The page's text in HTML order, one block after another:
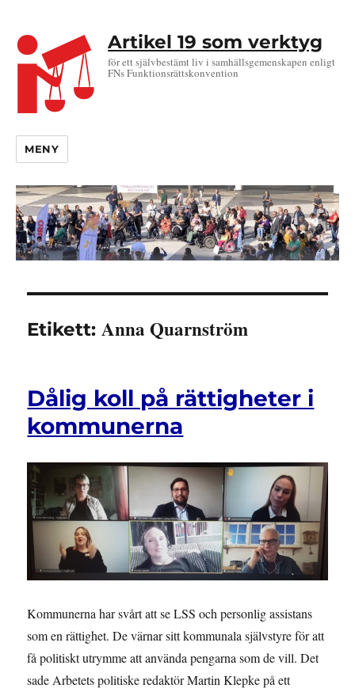
Artikel 19 som verktyg
för ett självbestämt liv i samhällsgemenskapen enligt
FNs Funktionsrättskonvention
MENY
Etikett:Anna Quarnström
Dålig koll på rättigheter i
kommunerna
Kommunerna har svårt att se LSS och personlig assistans
som en rättighet. De värnar sitt kommunala självstyre för att
få politiskt utrymme att använda pengarna som de vill. Det
sade Arbetets politiske redaktör Martin Klepke på ett